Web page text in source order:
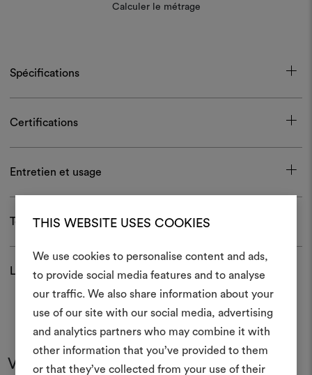
THIS WEBSITE USES COOKIES
We use cookies to personalise content and ads,
to provide social media features and to analyse
our traffic. We also share information about your
use of our site with our social media, advertising
and analytics partners who may combine it with
other information that you’ve provided to them
or that they’ve collected from your use of their
Calculer le métrage
Spécifications
Certifications
Entretien et usage
Télécharger
Livraison et retour
Vous pourriez aussi aimer
Créer
Un instrument interactif
à vos idées et les partager,
des matériaux et des